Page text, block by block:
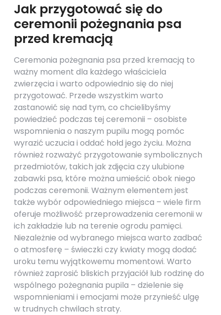
Jak przygotować się do
ceremonii pożegnania psa
przed kremacją
Ceremonia pożegnania psa przed kremacją to
ważny moment dla każdego właściciela
zwierzęcia i warto odpowiednio się do niej
przygotować. Przede wszystkim warto
zastanowić się nad tym, co chcielibyśmy
powiedzieć podczas tej ceremonii – osobiste
wspomnienia o naszym pupilu mogą pomóc
wyrazić uczucia i oddać hołd jego życiu. Można
również rozważyć przygotowanie symbolicznych
przedmiotów, takich jak zdjęcia czy ulubione
zabawki psa, które można umieścić obok niego
podczas ceremonii. Ważnym elementem jest
także wybór odpowiedniego miejsca – wiele firm
oferuje możliwość przeprowadzenia ceremonii w
ich zakładzie lub na terenie ogrodu pamięci.
Niezależnie od wybranego miejsca warto zadbać
o atmosferę – świeczki czy kwiaty mogą dodać
uroku temu wyjątkowemu momentowi. Warto
również zaprosić bliskich przyjaciół lub rodzinę do
wspólnego pożegnania pupila – dzielenie się
wspomnieniami i emocjami może przynieść ulgę
w trudnych chwilach straty.